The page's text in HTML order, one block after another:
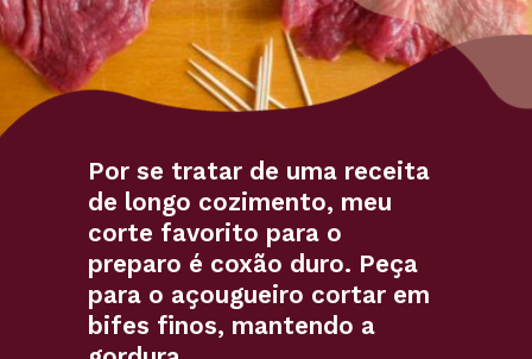
Por se tratar de uma receita
de longo cozimento, meu
corte favorito para o
preparo é coxão duro. Peça
para o açougueiro cortar em
bifes finos, mantendo a